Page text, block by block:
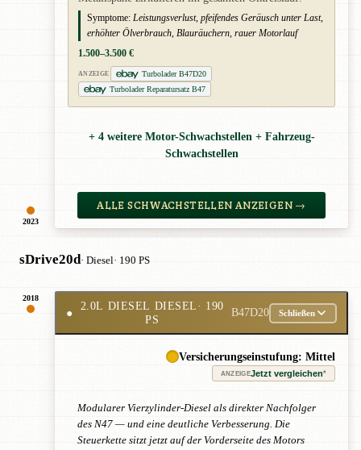
2023
Symptome: Leistungsverlust, pfeifendes Geräusch unter Last,
erhöhter Ölverbrauch, Blauräuchern, rauer Motorlauf
1.500–3.500 €
ANZEIGE
Turbolader B47D20
Turbolader Reparatursatz B47
+ 4 weitere Motor-Schwachstellen + Fahrzeug-
Schwachstellen
ALLE SCHWACHSTELLEN ANZEIGEN →
sDrive20d· Diesel· 190 PS
2018
●
2.0L DIESEL DIESEL· 190
PS
B47D20 Schließen
Versicherungseinstufung: Mittel
ANZEIGEJetzt vergleichen*
Modularer Vierzylinder-Diesel als direkter Nachfolger
des N47 — und eine deutliche Verbesserung. Die
Steuerkette sitzt jetzt auf der Vorderseite des Motors